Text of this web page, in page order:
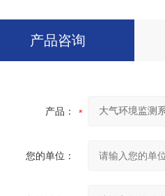
产品咨询
产品：
您的单位：